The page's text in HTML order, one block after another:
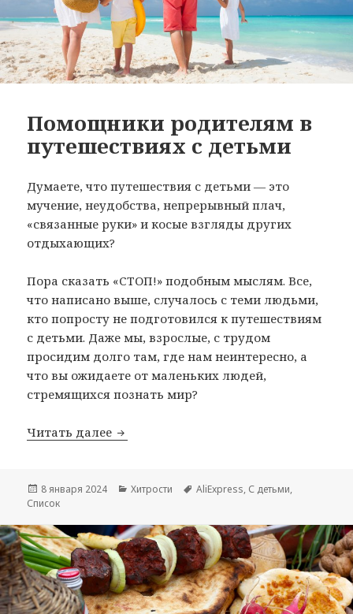
Помощники родителям в
путешествиях с детьми
Думаете, что путешествия с детьми — это
мучение, неудобства, непрерывный плач,
«связанные руки» и косые взгляды других
отдыхающих?
Пора сказать «СТОП!» подобным мыслям. Все,
что написано выше, случалось с теми людьми,
кто попросту не подготовился к путешествиям
с детьми. Даже мы, взрослые, с трудом
просидим долго там, где нам неинтересно, а
что вы ожидаете от маленьких людей,
стремящихся познать мир?
Читать далее Помощники родителям в
Опубликовано
8 января 2024 Рубрики
Хитрости Метки
AliExpress, С детьми,
Список